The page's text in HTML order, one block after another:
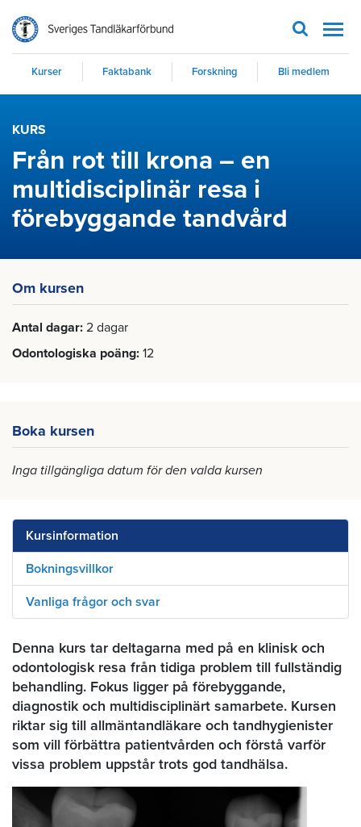
Kurser Faktabank Forskning Bli medlem
KURS
Från rot till krona – en
multidisciplinär resa i
förebyggande tandvård
Om kursen
Antal dagar 2 dagar
Odontologiska poäng 12
Boka kursen
Inga tillgängliga datum för den valda kursen
Kursinformation
Bokningsvillkor
Vanliga frågor och svar
Denna kurs tar deltagarna med på en klinisk och
odontologisk resa från tidiga problem till fullständig
behandling. Fokus ligger på förebyggande,
diagnostik och multidisciplinärt samarbete. Kursen
riktar sig till allmäntandläkare och tandhygienister
som vill förbättra patientvården och förstå varför
vissa problem uppstår trots god tandhälsa.